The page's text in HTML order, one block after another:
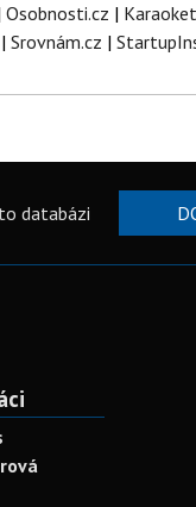
Osobnosti.cz |
| Srovnám.cz |
databázi